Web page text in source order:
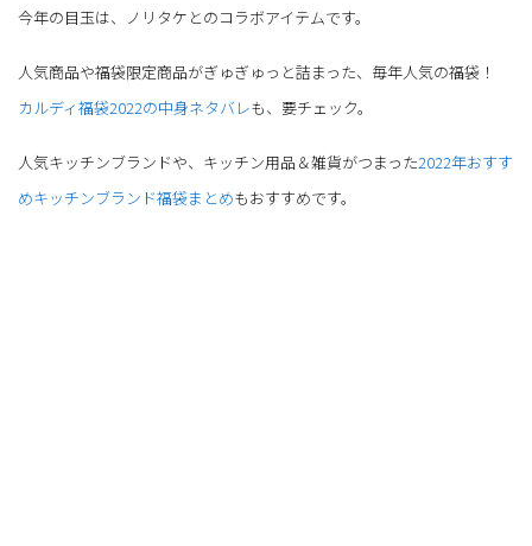
今年の目玉は、ノリタケとのコラボアイテムです。
人気商品や福袋限定商品がぎゅぎゅっと詰まった、毎年人気の福袋！
カルディ福袋2022の中身ネタバレも、要チェック。
人気キッチンブランドや、キッチン用品＆雑貨がつまった2022年おすす
めキッチンブランド福袋まとめもおすすめです。